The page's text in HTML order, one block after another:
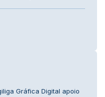
Gráfica Digital apoio